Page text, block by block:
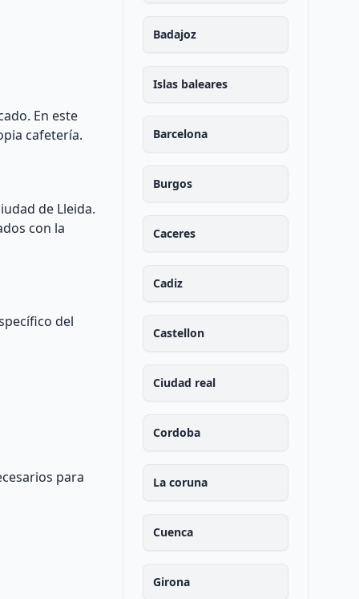
En este
cafetería.
de Lleida.
con la
del
para
Badajoz
Islas baleares
Barcelona
Burgos
Caceres
Cadiz
Castellon
Ciudad real
Cordoba
La coruna
Cuenca
Girona